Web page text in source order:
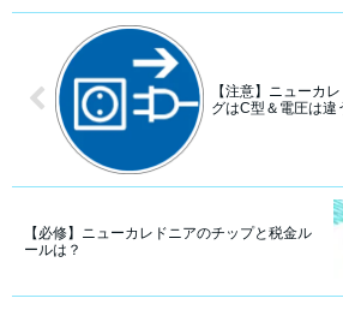
【注意】ニューカ
グはC型＆電圧は違
【必修】ニューカレドニアのチップと税金ル
ールは？